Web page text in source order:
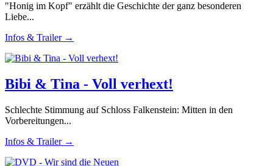
"Honig im Kopf" erzählt die Geschichte der ganz besonderen
Liebe...
Infos & Trailer →
Bibi & Tina - Voll verhext!
Schlechte Stimmung auf Schloss Falkenstein: Mitten in den
Vorbereitungen...
Infos & Trailer →